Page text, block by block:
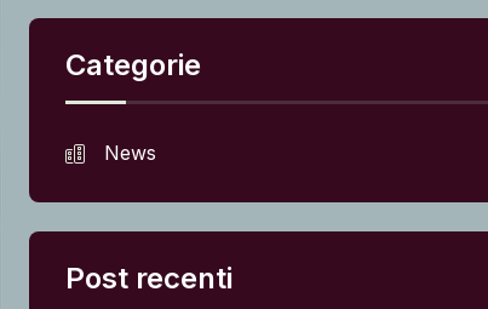
Categorie
News
Post recenti